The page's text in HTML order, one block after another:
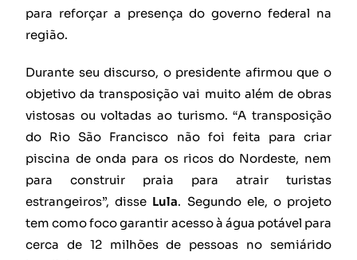
para reforçar a presença do governo federal na
região.
Durante seu discurso, o presidente afirmou que o
objetivo da transposição vai muito além de obras
vistosas ou voltadas ao turismo. “A transposição
do Rio São Francisco não foi feita para criar
piscina de onda para os ricos do Nordeste, nem
para construir praia para atrair turistas
estrangeiros”, disse Lula. Segundo ele, o projeto
tem como foco garantir acesso à água potável para
cerca de 12 milhões de pessoas no semiárido